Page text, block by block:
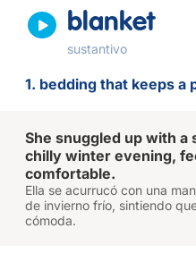
blanket
sustantivo
1. bedding that keeps a
She snuggled up with a
chilly winter evening,
comfortable.
Ella se acurrucó con una
de invierno frío, sintiendo
cómoda.